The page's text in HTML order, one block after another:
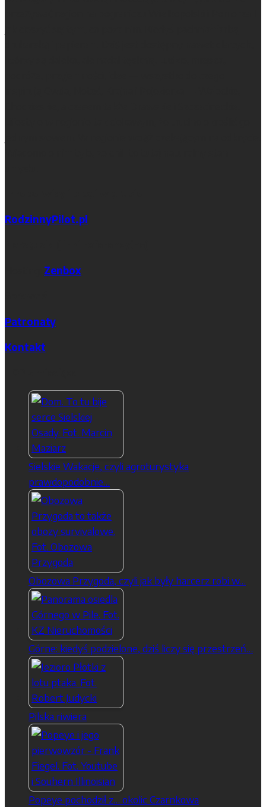
RodzinnyPilot.pl
Zenbox
Patronaty
Kontakt
Sielskie Wakacje, czyli agroturystyka
prawdopodobnie…
Obozowa Przygoda, czyli jak były harcerz robi w…
Górne: kiedyś podzielone, dziś liczy się przestrzeń…
Pilska riwiera
Popeye pochodził z… okolic Czarnkowa